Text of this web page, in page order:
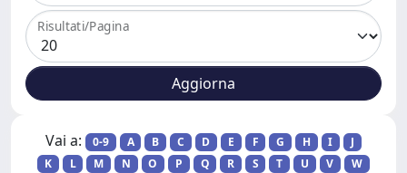
Risultati/Pagina
Vai a: 0-9 A B C D E F G H I
J
K
L M N O P Q R S T U V
W